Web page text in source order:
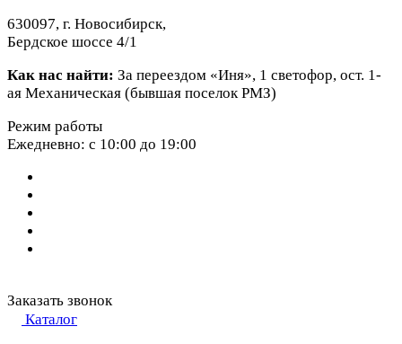
630097, г. Новосибирск,
Бердское шоссе 4/1
Как нас найти: За переездом «Иня», 1 светофор, ост. 1-
ая Механическая (бывшая поселок РМЗ)
Режим работы
Ежедневно: с 10:00 до 19:00
Заказать звонок
Каталог